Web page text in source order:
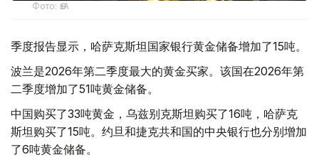
Фото: ӨзА
季度报告显示，哈萨克斯坦国家银行黄金储备增加了15吨。
波兰是2026年第二季度最大的黄金买家。该国在2026年第
二季度增加了51吨黄金储备。
中国购买了33吨黄金，乌兹别克斯坦购买了16吨，哈萨克
斯坦购买了15吨。约旦和捷克共和国的中央银行也分别增加
了6吨黄金储备。